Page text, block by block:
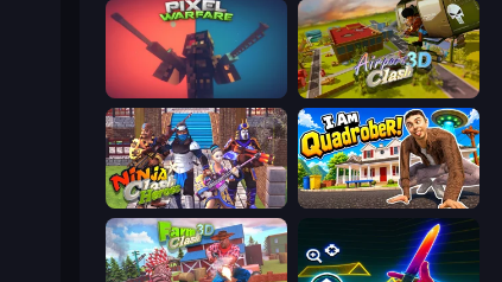
Pixel Warfare Airport Clash 3D
Ninja Clash Heroes I Am Quadrober!